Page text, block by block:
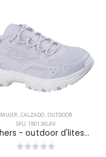
MUJER,CALZADO,OUTDOOR
SKU: 180134LAV
skechers - outdoor d'lites hiker para mujer